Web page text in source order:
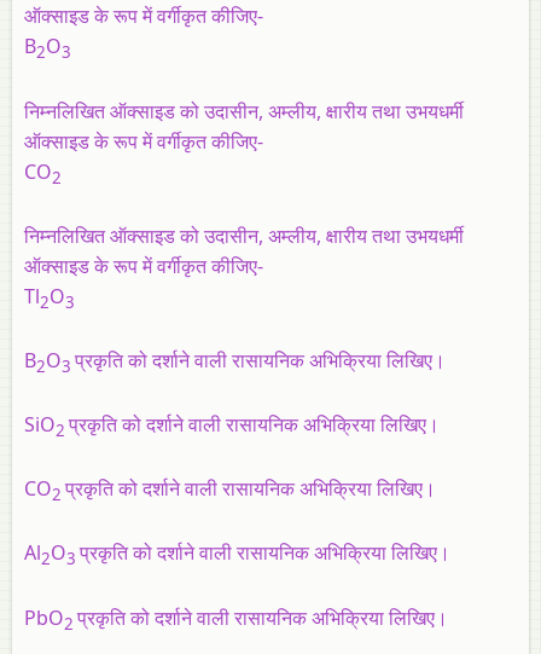
ऑक्साइड के रूप में वर्गीकृत कीजिए-
B2O3
निम्नलिखित ऑक्साइड को उदासीन, अम्लीय, क्षारीय तथा उभयधर्मी
ऑक्साइड के रूप में वर्गीकृत कीजिए-
CO2
निम्नलिखित ऑक्साइड को उदासीन, अम्लीय, क्षारीय तथा उभयधर्मी
ऑक्साइड के रूप में वर्गीकृत कीजिए-
Tl2O3
B2O3 प्रकृति को दर्शाने वाली रासायनिक अभिक्रिया लिखिए।
SiO2 प्रकृति को दर्शाने वाली रासायनिक अभिक्रिया लिखिए।
CO2 प्रकृति को दर्शाने वाली रासायनिक अभिक्रिया लिखिए।
Al2O3 प्रकृति को दर्शाने वाली रासायनिक अभिक्रिया लिखिए।
PbO2 प्रकृति को दर्शाने वाली रासायनिक अभिक्रिया लिखिए।